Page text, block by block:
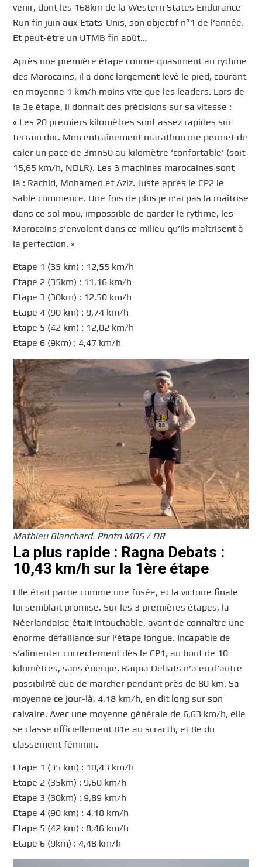
venir, dont les 168km de la Western States Endurance
Run fin juin aux Etats-Unis, son objectif n°1 de l’année.
Et peut-être un UTMB fin août…
Après une première étape courue quasiment au rythme
des Marocains, il a donc largement levé le pied, courant
en moyenne 1 km/h moins vite que les leaders. Lors de
la 3e étape, il donnait des précisions sur sa vitesse :
« Les 20 premiers kilomètres sont assez rapides sur
terrain dur. Mon entraînement marathon me permet de
caler un pace de 3mn50 au kilomètre ‘confortable’ (soit
15,65 km/h, NDLR). Les 3 machines marocaines sont
là : Rachid, Mohamed et Aziz. Juste après le CP2 le
sable commence. Une fois de plus je n’ai pas la maîtrise
dans ce sol mou, impossible de garder le rythme, les
Marocains s’envolent dans ce milieu qu’ils maîtrisent à
la perfection. »
Etape 1 (35 km) : 12,55 km/h
Etape 2 (35km) : 11,16 km/h
Etape 3 (30km) : 12,50 km/h
Etape 4 (90 km) : 9,74 km/h
Etape 5 (42 km) : 12,02 km/h
Etape 6 (9km) : 4,47 km/h
Mathieu Blanchard. Photo MDS / DR
La plus rapide : Ragna Debats :
10,43 km/h sur la 1ère étape
Elle était partie comme une fusée, et la victoire finale
lui semblait promise. Sur les 3 premières étapes, la
Néerlandaise était intouchable, avant de connaître une
énorme défaillance sur l’étape longue. Incapable de
s’alimenter correctement dès le CP1, au bout de 10
kilomètres, sans énergie, Ragna Debats n’a eu d’autre
possibilité que de marcher pendant près de 80 km. Sa
moyenne ce jour-là, 4,18 km/h, en dit long sur son
calvaire. Avec une moyenne générale de 6,63 km/h, elle
se classe officiellement 81e au scracth, et 8e du
classement féminin.
Etape 1 (35 km) : 10,43 km/h
Etape 2 (35km) : 9,60 km/h
Etape 3 (30km) : 9,89 km/h
Etape 4 (90 km) : 4,18 km/h
Etape 5 (42 km) : 8,46 km/h
Etape 6 (9km) : 4,48 km/h